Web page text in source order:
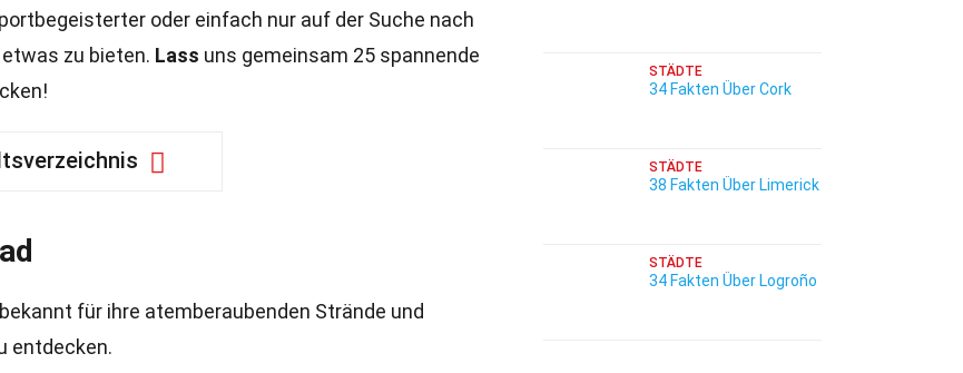
oder einfach nur auf der Suche nach
zu bieten. Lass uns gemeinsam 25 spannende
für ihre atemberaubenden Strände und
entdecken.
STÄDTE
34 Fakten Über Cork
STÄDTE
38 Fakten Über Limerick
STÄDTE
34 Fakten Über Logroño